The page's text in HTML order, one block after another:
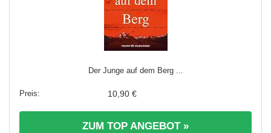
Der Junge auf dem Berg ...
10,90 €
ZUM TOP ANGEBOT »